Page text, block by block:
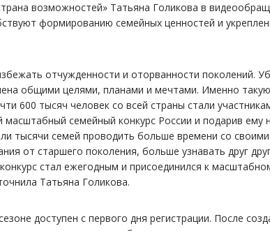
возможностей» Татьяна Голикова в
формированию семейных ценностей и
отчужденности и оторванности поколений.
общими целями, планами и мечтами. Именно
600 тысяч человек со всей страны стали
масштабный семейный конкурс России и подарив ему
тысячи семей проводить больше времени со
от старшего поколения, больше узнавать друг
стал ежегодным и присоединился к
Татьяна Голикова.
доступен с первого дня регистрации. После